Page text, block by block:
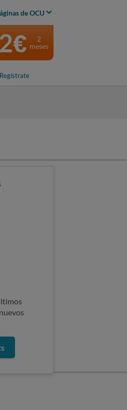
de OCU
Regístrate
2€
2
meses